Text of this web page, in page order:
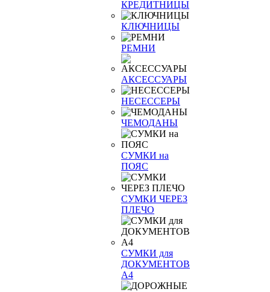
КРЕДИТНИЦЫ
КЛЮЧНИЦЫ
РЕМНИ
АКСЕССУАРЫ
НЕСЕССЕРЫ
ЧЕМОДАНЫ
СУМКИ на
ПОЯС
СУМКИ ЧЕРЕЗ
ПЛЕЧО
СУМКИ для
ДОКУМЕНТОВ
А4